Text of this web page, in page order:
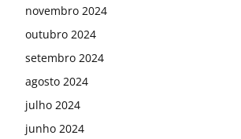
novembro 2024
outubro 2024
setembro 2024
agosto 2024
julho 2024
junho 2024